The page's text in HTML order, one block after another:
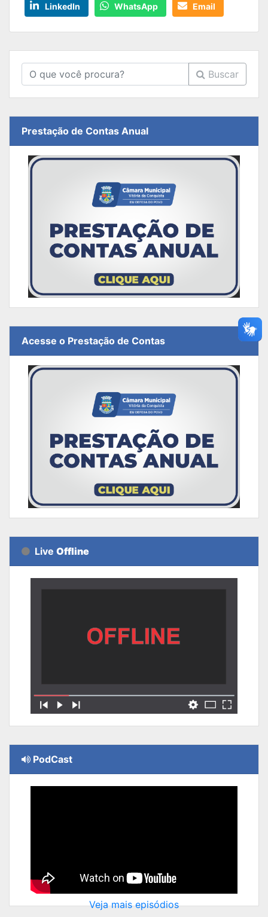
LinkedIn WhatsApp Email
Buscar
Prestação de Contas Anual
Acesse o Prestação de Contas
Live Offline
PodCast
Veja mais episódios